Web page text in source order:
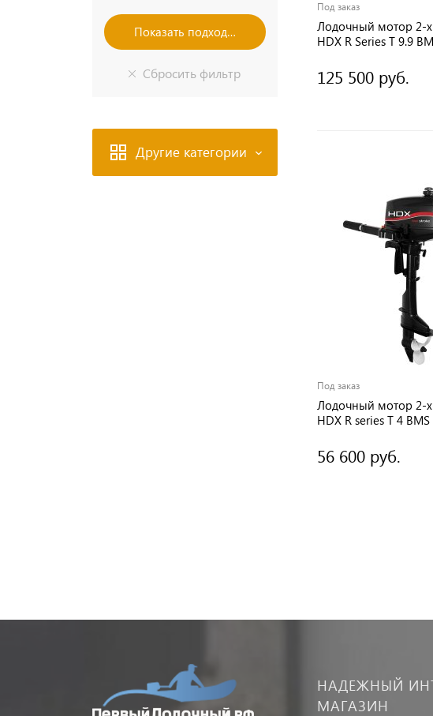
Другие категории
Под заказ
Лодочный мотор 2-х
HDX R Series T 9.9
125 500 руб.
Под заказ
Лодочный мотор 2-х
HDX R series T 4 BMS
56 600 руб.
НАДЕЖНЫЙ
МАГАЗИН